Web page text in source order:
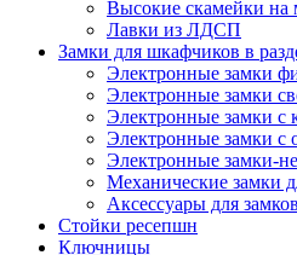
Высокие скамейки на
Лавки из ЛДСП
Замки для шкафчиков в
Электронные замки
Электронные замки
Электронные замки с
Электронные замки с
Электронные замки-
Механические замки
Аксессуары для замков
Стойки ресепшн
Ключницы